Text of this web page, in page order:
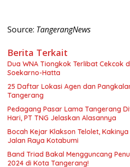
Source: TangerangNews
Berita Terkait
Dua WNA Tiongkok Terlibat Cekcok
Soekarno-Hatta
25 Daftar Lokasi Agen dan
Tangerang
Pedagang Pasar Lama Tangerang
Hari, PT TNG Jelaskan Alasannya
Bocah Kejar Klakson Telolet,
Jalan Raya Kotabumi
Band Triad Bakal Mengguncang
2024 di Kota Tangerang!